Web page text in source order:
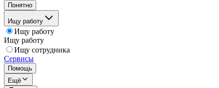
Понятно
Ищу работу
Ищу работу
Ищу работу
Ищу сотрудника
Сервисы
Помощь
Ещё